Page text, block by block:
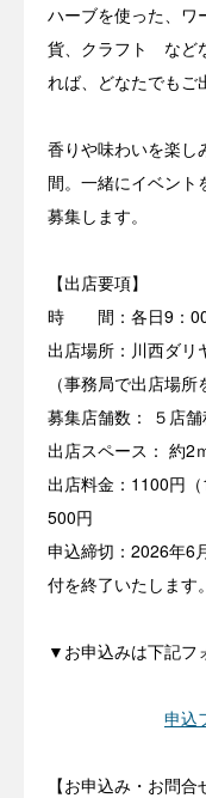
ハーブを使った、ワ
貨、クラフト など
れば、どなたでもご
香りや味わいを楽し
間。一緒にイベント
募集します。
【出店要項】
時 間：各日9：00
出店場所：川西ダリ
（事務局で出店場所
募集店舗数： ５店
出店スペース： 約2
出店料金：1100円
500円
申込締切：2026年6
付を終了いたします。
▼お申込みは下記フ
申込
【お申込み・お問合